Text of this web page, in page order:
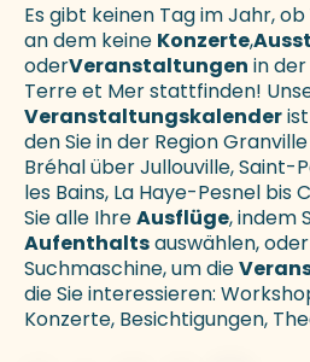
Es gibt keinen Tag im Jahr,
an dem keine Konzerte,
oderVeranstaltungen in
Terre et Mer stattfinden!
Veranstaltungskalender
den Sie in der Region
Bréhal über Jullouville, Saint-
les Bains, La Haye-Pesnel bis
Sie alle IhreAusflüge, indem
Aufenthaltsauswählen,
Suchmaschine, um die
die Sie interessieren:
Konzerte, Besichtigungen,